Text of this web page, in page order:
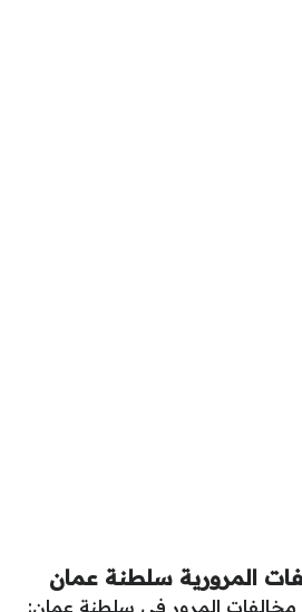
المرورية سلطنة عمان
المرور في سلطنة عمان: